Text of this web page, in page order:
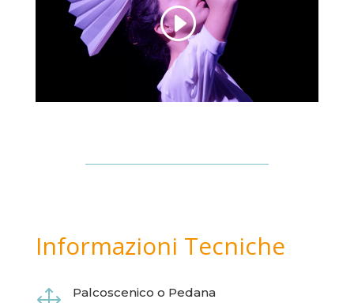
Informazioni Tecniche
Palcoscenico o Pedana